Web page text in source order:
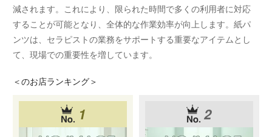
減されます。これにより、限られた時間で多くの利用者に対応
することが可能となり、全体的な作業効率が向上します。紙パ
ンツは、セラピストの業務をサポートする重要なアイテムとし
て、現場での重要性を増しています。
＜のお店ランキング＞
1 2